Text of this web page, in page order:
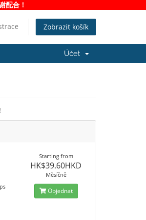
配合！
Zobrazit košík
Účet
Starting from
HK$39.60HKD
Měsíčně
Objednat